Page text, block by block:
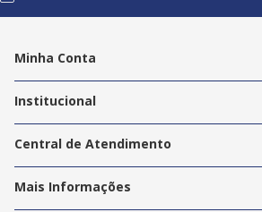
Minha Conta
Editar endereços
Institucional
Nossas Lojas
Trabalhe Conosco
Central de Atendimento
Política de Privacidade
Termos e Condições
Mais Informações